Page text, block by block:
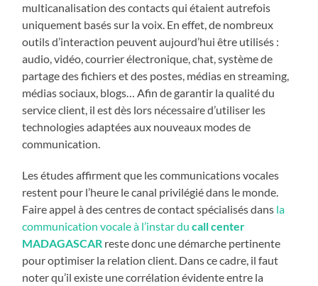
multicanalisation des contacts qui étaient autrefois
uniquement basés sur la voix. En effet, de nombreux
outils d’interaction peuvent aujourd’hui être utilisés :
audio, vidéo, courrier électronique, chat, système de
partage des fichiers et des postes, médias en streaming,
médias sociaux, blogs… Afin de garantir la qualité du
service client, il est dès lors nécessaire d’utiliser les
technologies adaptées aux nouveaux modes de
communication.
Les études affirment que les communications vocales
restent pour l’heure le canal privilégié dans le monde.
Faire appel à des centres de contact spécialisés dans la
communication vocale à l’instar ducall center
MADAGASCAR reste donc une démarche pertinente
pour optimiser la relation client. Dans ce cadre, il faut
noter qu’il existe une corrélation évidente entre la